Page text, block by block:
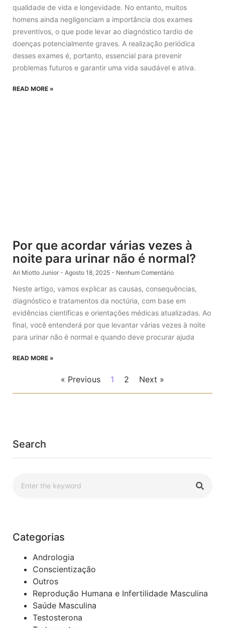
qualidade de vida e longevidade. No entanto, muitos
homens ainda negligenciam a importância dos exames
preventivos, o que pode levar ao diagnóstico tardio de
doenças potencialmente graves. A realização periódica
desses exames é, portanto, essencial para prevenir
problemas futuros e garantir uma vida saudável e ativa.
READ MORE »
Por que acordar várias vezes à
noite para urinar não é normal?
Ari Miotto Junior Agosto 18, 2025 Nenhum Comentário
Neste artigo, vamos explicar as causas, consequências,
diagnóstico e tratamentos da noctúria, com base em
evidências científicas e orientações médicas atualizadas. Ao
final, você entenderá por que levantar várias vezes à noite
para urinar não é normal e quando deve procurar ajuda
READ MORE »
« Previous 1 2 Next »
Search
Categorias
Andrologia
Conscientização
Outros
Reprodução Humana e Infertilidade Masculina
Saúde Masculina
Testosterona